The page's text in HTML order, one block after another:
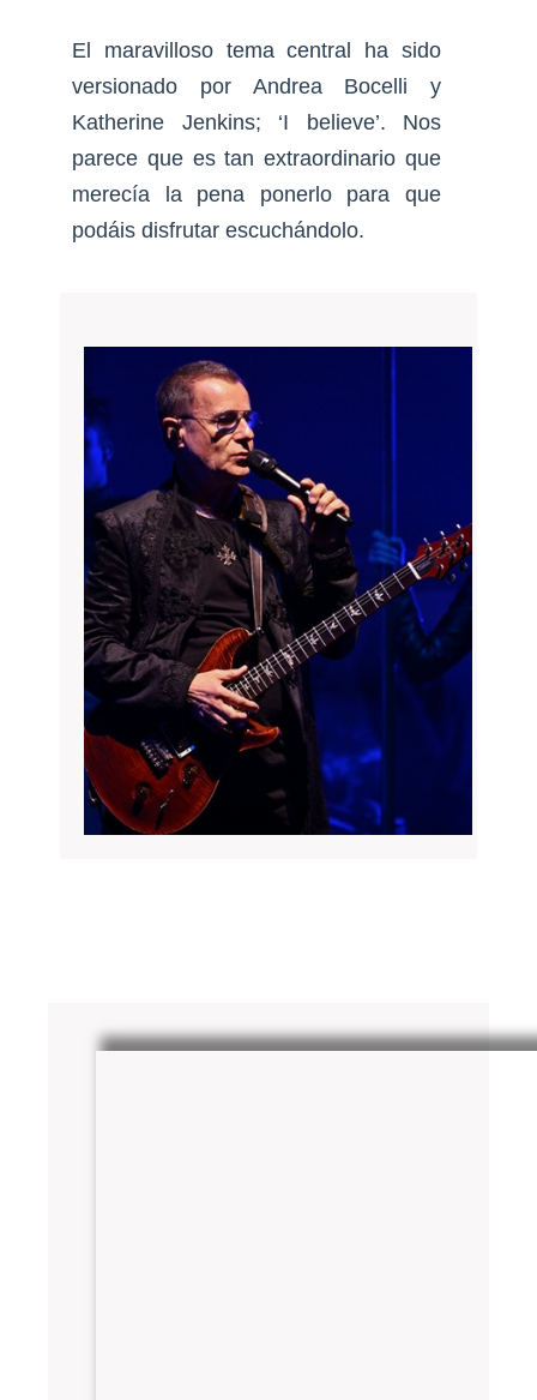
El maravilloso tema central ha sido
versionado por Andrea Bocelli y
Katherine Jenkins; ‘I believe’. Nos
parece que es tan extraordinario que
merecía la pena ponerlo para que
podáis disfrutar escuchándolo.